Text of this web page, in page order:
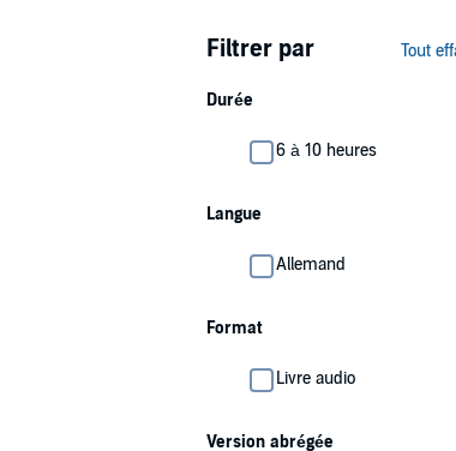
Filtrer par Tout
Durée
6 à 10 heures
Langue
Allemand
Format
Livre audio
Version abrégée